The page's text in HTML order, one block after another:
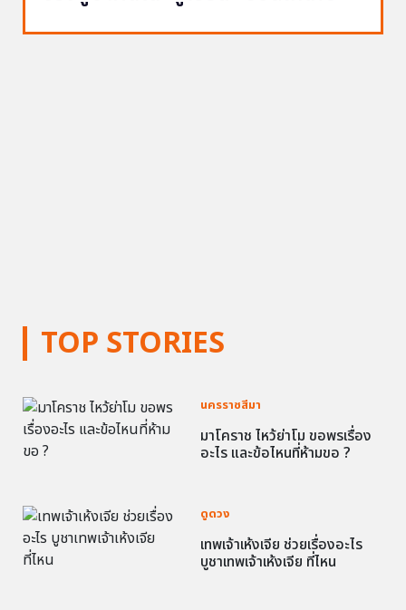
TOP STORIES
นครราชสีมา
มาโคราช ไหว้ย่าโม ขอพรเรื่อง
อะไร และข้อไหนที่ห้ามขอ ?
ดูดวง
เทพเจ้าเห้งเจีย ช่วยเรื่องอะไร
บูชาเทพเจ้าเห้งเจีย ที่ไหน